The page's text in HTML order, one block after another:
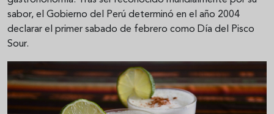
sabor, el Gobierno del Perú determinó en el año 2004
declarar el primer sabado de febrero como Día del Pisco
Sour.